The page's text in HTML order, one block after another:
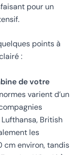
pour un
points à
:
de votre
varient d’un
British
les
cm environ, tandis